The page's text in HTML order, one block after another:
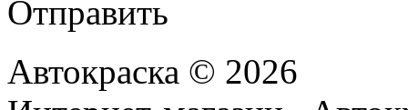
Отправить
Автокраска © 2026